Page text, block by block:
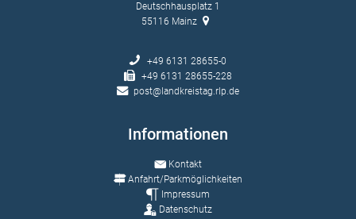
Deutschhausplatz 1
55116 Mainz
+49 6131 28655-0
+49 6131 28655-228
post@landkreistag.rlp.de
Informationen
Kontakt
Anfahrt/Parkmöglichkeiten
Impressum
Datenschutz